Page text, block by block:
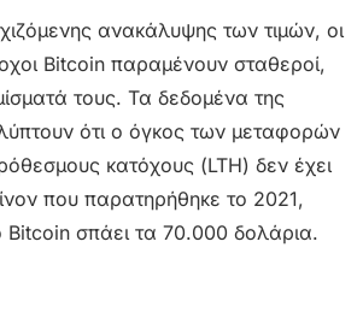
ανακάλυψης των τιμών, οι
Bitcoin παραμένουν σταθεροί,
τους. Τα δεδομένα της
ότι ο όγκος των μεταφορών
κατόχους (LTH) δεν έχει
που παρατηρήθηκε το 2021,
Bitcoin σπάει τα 70.000 δολάρια.